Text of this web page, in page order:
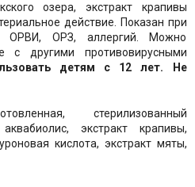
озера, экстракт крапивы
действие. Показан при
ОРВИ, ОРЗ, аллергий. Можно
с другими противовирусными
детям с 12 лет.
Не
стерилизованный
экстракт крапивы,
кислота, экстракт мяты,